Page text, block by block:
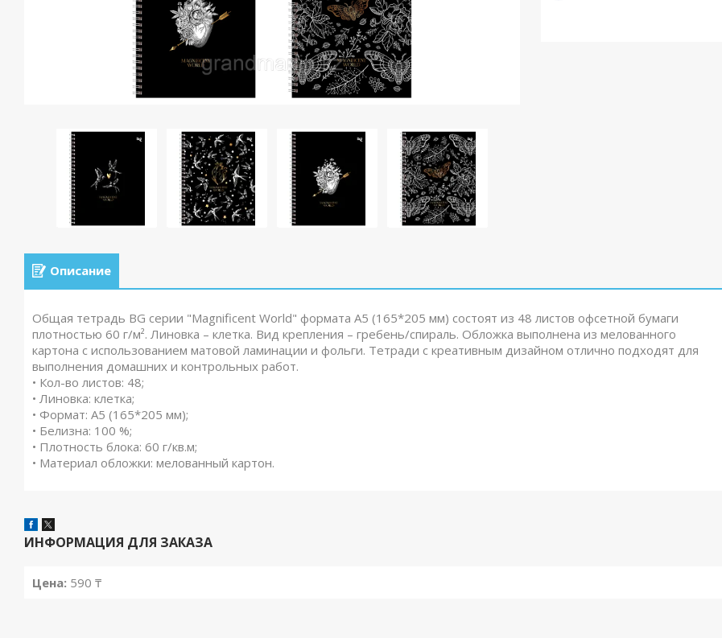
Описание
Общая тетрадь BG серии "Magnificent World" формата А5 (165*205 мм) состоят из 48 листов офсетной бумаги
плотностью 60 г/м². Линовка – клетка. Вид крепления – гребень/спираль. Обложка выполнена из мелованного
картона с использованием матовой ламинации и фольги. Тетради с креативным дизайном отлично подходят для
выполнения домашних и контрольных работ.
• Кол-во листов: 48;
• Линовка: клетка;
• Формат: А5 (165*205 мм);
• Белизна: 100 %;
• Плотность блока: 60 г/кв.м;
• Материал обложки: мелованный картон.
ИНФОРМАЦИЯ ДЛЯ ЗАКАЗА
Цена: 590 ₸